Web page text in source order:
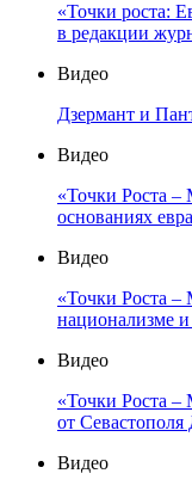
«Точки роста:
в редакции
Видео
Дзермант и
Видео
«Точки Роста –
основаниях
Видео
«Точки Роста –
национализме и
Видео
«Точки Роста –
от
Видео